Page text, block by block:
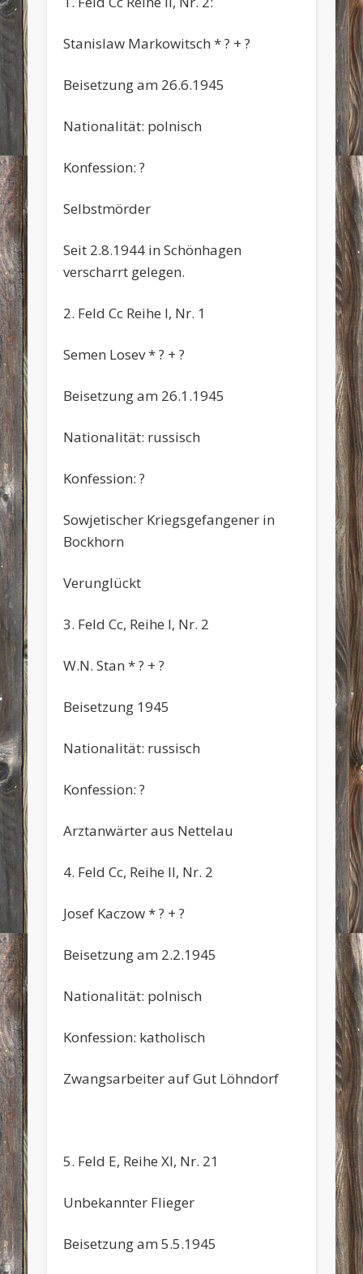
Stanislaw Markowitsch * ? + ?
Beisetzung am 26.6.1945
Nationalität: polnisch
Konfession: ?
Selbstmörder
Seit 2.8.1944 in Schönhagen
verscharrt gelegen.
2. Feld Cc Reihe I, Nr. 1
Semen Losev * ? + ?
Beisetzung am 26.1.1945
Nationalität: russisch
Konfession: ?
Sowjetischer Kriegsgefangener in
Bockhorn
Verunglückt
3. Feld Cc, Reihe I, Nr. 2
W.N. Stan * ? + ?
Beisetzung 1945
Nationalität: russisch
Konfession: ?
Arztanwärter aus Nettelau
4. Feld Cc, Reihe II, Nr. 2
Josef Kaczow * ? + ?
Beisetzung am 2.2.1945
Nationalität: polnisch
Konfession: katholisch
Zwangsarbeiter auf Gut Löhndorf
5. Feld E, Reihe XI, Nr. 21
Unbekannter Flieger
Beisetzung am 5.5.1945